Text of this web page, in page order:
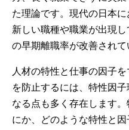
た理論です。現代の日本に
新しい職種や職業が出現
の早期離職率が改善されて
人材の特性と仕事の因子
を防止するには、特性因
なる点も多く存在します
にか、どのような特性と